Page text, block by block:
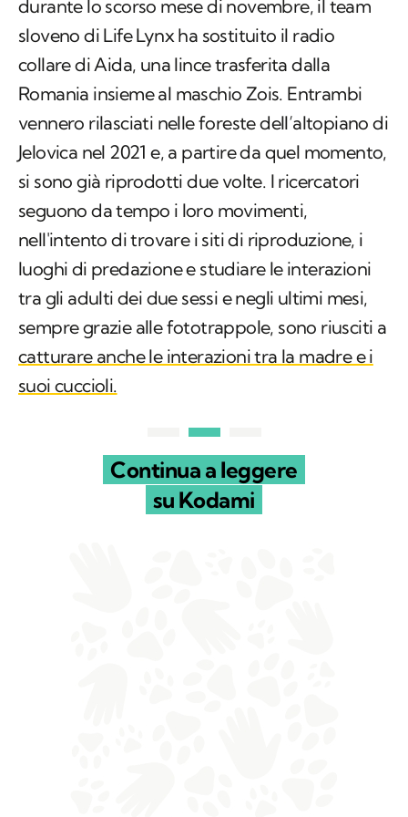
durante lo scorso mese di novembre, il team
sloveno di Life Lynx ha sostituito il radio
collare di Aida, una lince trasferita dalla
Romania insieme al maschio Zois. Entrambi
vennero rilasciati nelle foreste dell’altopiano di
Jelovica nel 2021 e, a partire da quel momento,
si sono già riprodotti due volte. I ricercatori
seguono da tempo i loro movimenti,
nell'intento di trovare i siti di riproduzione, i
luoghi di predazione e studiare le interazioni
tra gli adulti dei due sessi e negli ultimi mesi,
sempre grazie alle fototrappole, sono riusciti a
catturare anche le interazioni tra la madre e i
suoi cuccioli.
Continua a leggere
su Kodami